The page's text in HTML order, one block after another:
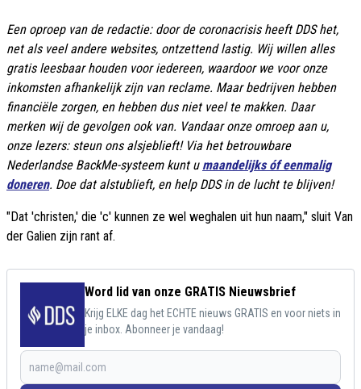
Een oproep van de redactie: door de coronacrisis heeft DDS het,
net als veel andere websites, ontzettend lastig. Wij willen alles
gratis leesbaar houden voor iedereen, waardoor we voor onze
inkomsten afhankelijk zijn van reclame. Maar bedrijven hebben
financiële zorgen, en hebben dus niet veel te makken. Daar
merken wij de gevolgen ook van. Vandaar onze omroep aan u,
onze lezers: steun ons alsjeblieft! Via het betrouwbare
Nederlandse BackMe-systeem kunt u maandelijks óf eenmalig
doneren. Doe dat alstublieft, en help DDS in de lucht te blijven!
"Dat 'christen,' die 'c' kunnen ze wel weghalen uit hun naam," sluit Van
der Galien zijn rant af.
Word lid van onze GRATIS Nieuwsbrief
Krijg ELKE dag het ECHTE nieuws GRATIS en voor niets in
je inbox. Abonneer je vandaag!